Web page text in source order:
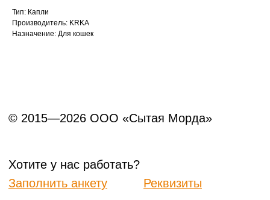
Тип: Капли
Производитель: KRKA
Назначение: Для кошек